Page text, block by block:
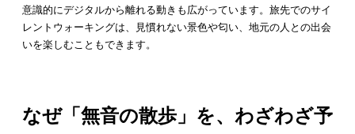
意識的にデジタルから離れる動きも広がっています。旅先でのサイ
レントウォーキングは、見慣れない景色や匂い、地元の人との出会
いを楽しむこともできます。
なぜ「無音の散歩」を、わざわざ予